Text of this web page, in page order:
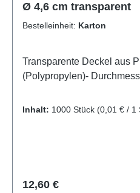
Ø 4,6 cm transparent
Bestelleinheit: Karton
Transparente Deckel aus
(Polypropylen)-
Inhalt: 1000 Stück (0,01 € / 1
Regulärer Preis:
12,60 €